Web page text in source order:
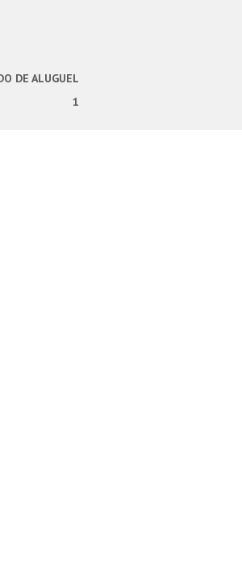
DE ALUGUEL
1